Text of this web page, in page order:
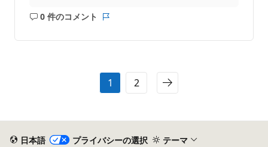
0 件のコメント
コ
せ
ん
レ
1 2
日本語 プライバシーの選択 テーマ